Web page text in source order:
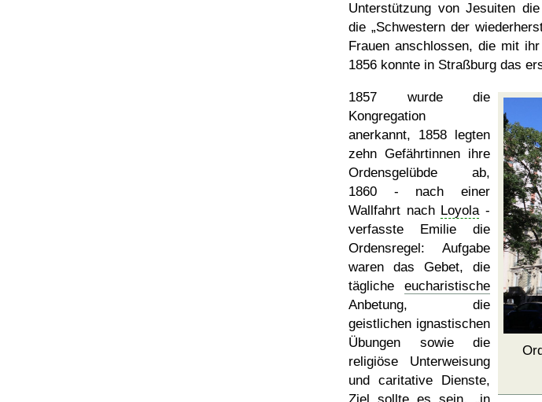
Unterstützung von Jesuiten die
die
Schwestern der
Frauen anschlossen, die mit
1856 konnte in Straßburg das
1857 wurde die
Kongregation
anerkannt, 1858 legten
zehn Gefährtinnen ihre
Ordensgelübde ab,
1860 - nach einer
Wallfahrt nach Loyola-
verfasste Emilie die
Ordensregel: Aufgabe
waren das Gebet, die
tägliche eucharistische
Anbetung, die
geistlichen ignastischen
Übungen sowie die
religiöse Unterweisung
und caritative Dienste,